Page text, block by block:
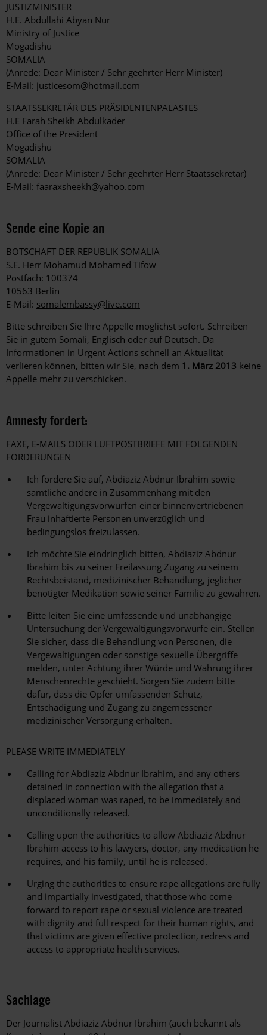
JUSTIZMINISTER
H.E. Abdullahi Abyan Nur
Ministry of Justice
Mogadishu
SOMALIA
(Anrede: Dear Minister / Sehr geehrter Herr Minister)
E-Mail: justicesom@hotmail.com
STAATSSEKRETÄR DES PRÄSIDENTENPALASTES
H.E Farah Sheikh Abdulkader
Office of the President
Mogadishu
SOMALIA
(Anrede: Dear Minister / Sehr geehrter Herr Staatssekretär)
E-Mail: faaraxsheekh@yahoo.com
Sende eine Kopie an
BOTSCHAFT DER REPUBLIK SOMALIA
S.E. Herr Mohamud Mohamed Tifow
Postfach: 100374
10563 Berlin
E-Mail: somalembassy@live.com
Bitte schreiben Sie Ihre Appelle möglichst sofort. Schreiben
Sie in gutem Somali, Englisch oder auf Deutsch. Da
Informationen in Urgent Actions schnell an Aktualität
verlieren können, bitten wir Sie, nach dem 1. März 2013 keine
Appelle mehr zu verschicken.
Amnesty fordert:
FAXE, E-MAILS ODER LUFTPOSTBRIEFE MIT FOLGENDEN
FORDERUNGEN
Ich fordere Sie auf, Abdiaziz Abdnur Ibrahim sowie
sämtliche andere in Zusammenhang mit den
Vergewaltigungsvorwürfen einer binnenvertriebenen
Frau inhaftierte Personen unverzüglich und
bedingungslos freizulassen.
Ich möchte Sie eindringlich bitten, Abdiaziz Abdnur
Ibrahim bis zu seiner Freilassung Zugang zu seinem
Rechtsbeistand, medizinischer Behandlung, jeglicher
benötigter Medikation sowie seiner Familie zu gewähren.
Bitte leiten Sie eine umfassende und unabhängige
Untersuchung der Vergewaltigungsvorwürfe ein. Stellen
Sie sicher, dass die Behandlung von Personen, die
Vergewaltigungen oder sonstige sexuelle Übergriffe
melden, unter Achtung ihrer Würde und Wahrung ihrer
Menschenrechte geschieht. Sorgen Sie zudem bitte
dafür, dass die Opfer umfassenden Schutz,
Entschädigung und Zugang zu angemessener
medizinischer Versorgung erhalten.
PLEASE WRITE IMMEDIATELY
Calling for Abdiaziz Abdnur Ibrahim, and any others
detained in connection with the allegation that a
displaced woman was raped, to be immediately and
unconditionally released.
Calling upon the authorities to allow Abdiaziz Abdnur
Ibrahim access to his lawyers, doctor, any medication he
requires, and his family, until he is released.
Urging the authorities to ensure rape allegations are fully
and impartially investigated, that those who come
forward to report rape or sexual violence are treated
with dignity and full respect for their human rights, and
that victims are given effective protection, redress and
access to appropriate health services.
Sachlage
Der Journalist Abdiaziz Abdnur Ibrahim (auch bekannt als